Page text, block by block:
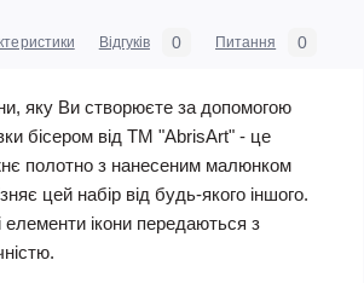
Відгуків 0 Питання 0
яку Ви створюєте за допомогою
бісером від ТМ "AbrisArt" - це
полотно з нанесеним малюнком
цей набір від будь-якого іншого.
ікони передаються з